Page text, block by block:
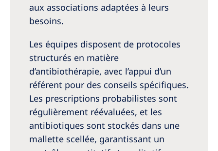
aux associations adaptées à leurs
besoins.
Les équipes disposent de protocoles
structurés en matière
d’antibiothérapie, avec l’appui d’un
référent pour des conseils spécifiques.
Les prescriptions probabilistes sont
régulièrement réévaluées, et les
antibiotiques sont stockés dans une
mallette scellée, garantissant un